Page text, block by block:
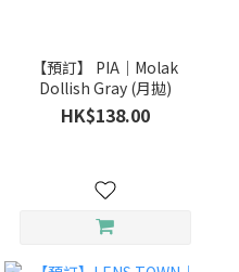
【預訂】 PIA｜Molak
Dollish Gray (月拋)
HK$138.00